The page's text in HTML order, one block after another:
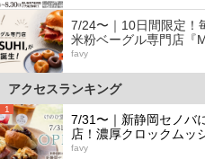
7/24〜｜10日間限定！
米粉ベーグル専門店『
favy
アクセスランキング
1
7/31〜｜新静岡セノバ
店！濃厚クロックムッ
favy